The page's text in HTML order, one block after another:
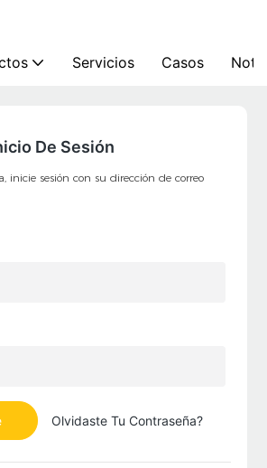
Servicios Casos
De Sesión
inicie sesión con su dirección de correo
Olvidaste Tu Contraseña?